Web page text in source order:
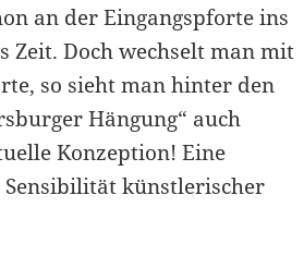
an der Eingangspforte ins
Zeit. Doch wechselt man mit
so sieht man hinter den
Hängung“ auch
Konzeption! Eine
Sensibilität künstlerischer